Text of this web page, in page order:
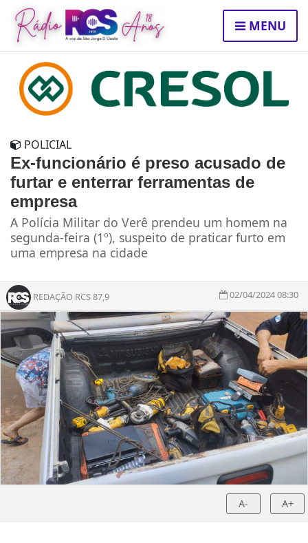
MENU
POLICIAL
Ex-funcionário é preso acusado de
furtar e enterrar ferramentas de
empresa
A Polícia Militar do Verê prendeu um homem na
segunda-feira (1º), suspeito de praticar furto em
uma empresa na cidade
REDAÇÃO RCS 87,9 02/04/2024 08:30
A- A+